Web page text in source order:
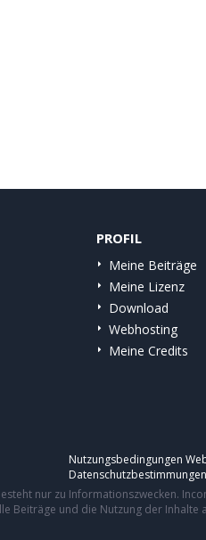
PROFIL
Meine Beiträge
Meine Lizenz
Download
Webhosting
Meine Credits
Nutzungsbedingungen
Datenschutzbestimmungen
nur zu Informationszwecken.
Beiträge und die Nutzung der